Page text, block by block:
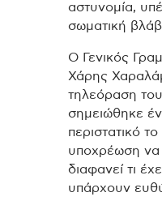
αστυνομία,
σωματική
Ο Γενικός
Χάρης
τηλεόραση
σημειώθηκε
περιστατικό
υποχρέωση να
διαφανεί τι
υπάρχουν